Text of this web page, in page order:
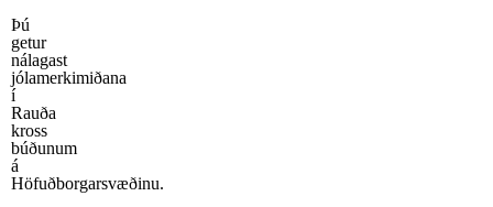
Þú
getur
nálagast
jólamerkimiðana
í
Rauða
kross
búðunum
á
Höfuðborgarsvæðinu.